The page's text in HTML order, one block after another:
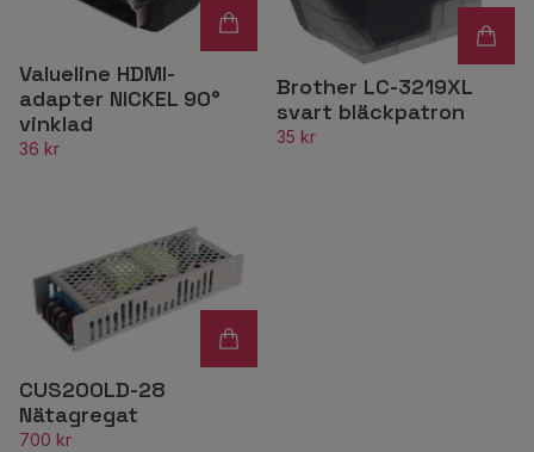
Valueline HDMI-
adapter NICKEL 90°
vinklad
36 kr
Brother LC-3219XL
svart bläckpatron
35 kr
CUS200LD-28
Nätagregat
700 kr